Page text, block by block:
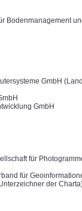
Bodenmanagement
GmbH
GmbH
für
für
der